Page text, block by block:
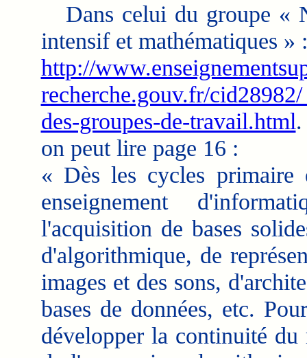
Dans celui du groupe «
intensif et mathématiques » :
http://
recherche.gouv.fr/
des-groupes-de-travail.html.
on peut lire page 16 :
« Dès les cycles primaire
enseignement
l'acquisition de bases
d'algorithmique, de
images et des sons,
bases de données, etc.
développer la continuité du